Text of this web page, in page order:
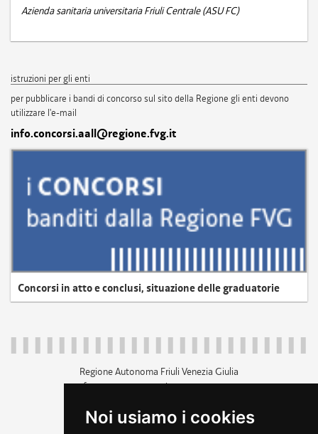
Noi usiamo i cookies
Azienda sanitaria universitaria Friuli Centrale (ASU FC)
istruzioni per gli enti
per pubblicare i bandi di concorso sul sito della Regione gli enti devono
utilizzare l'e-mail
info.concorsi.aall@regione.fvg.it
Concorsi in atto e conclusi, situazione delle graduatorie
Regione Autonoma Friuli Venezia Giulia
c.f. 80014930327; p.iva 00526040324
+39 040 3771111